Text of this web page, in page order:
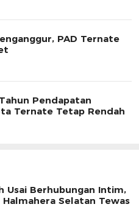
PAD Ternate
Pendapatan
Ternate Tetap Rendah
Usai Berhubungan Intim,
Selatan Tewas